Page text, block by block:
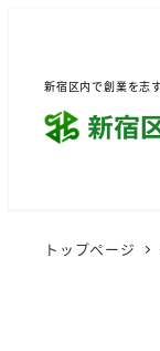
新宿区内で創業を志
トップページ